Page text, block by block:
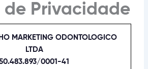
de Privacidade
MARKETING ODONTOLOGICO
LTDA
0001-41